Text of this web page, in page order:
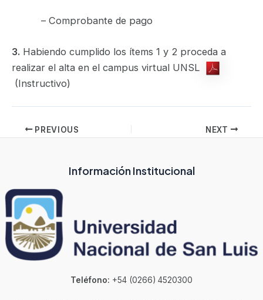
– Comprobante de pago
3. Habiendo cumplido los ítems 1 y 2 proceda a
realizar el alta en el campus virtual UNSL
(Instructivo)
PREVIOUS NEXT
Información Institucional
Teléfono: +54 (0266) 4520300